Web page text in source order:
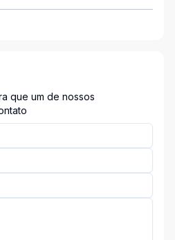
que um de nossos